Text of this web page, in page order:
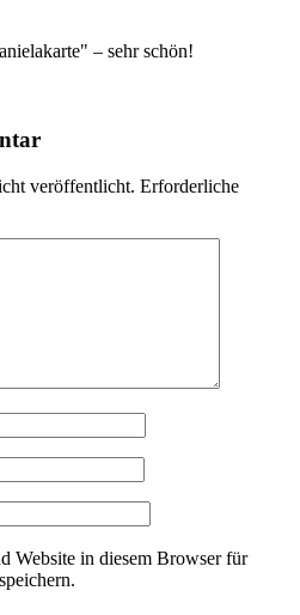
– sehr schön!
veröffentlicht. Erforderliche
Website in diesem Browser für